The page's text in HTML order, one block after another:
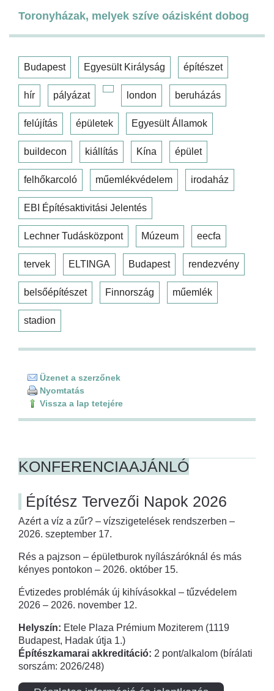
Toronyházak, melyek szíve oázisként dobog
Budapest Egyesült Királyság építészet
hír pályázat london beruházás
felújítás épületek Egyesült Államok
buildecon kiállítás Kína épület
felhőkarcoló műemlékvédelem irodaház
EBI Építésaktivitási Jelentés
Lechner Tudásközpont Múzeum eecfa
tervek ELTINGA Budapest rendezvény
belsőépítészet Finnország műemlék
stadion
Üzenet a szerzőnek
Nyomtatás
Vissza a lap tetejére
KONFERENCIAAJÁNLÓ
Építész Tervezői Napok 2026
Azért a víz a zűr? – vízszigetelések rendszerben –
2026. szeptember 17.
Rés a pajzson – épületburok nyílászáróknál és más
kényes pontokon – 2026. október 15.
Évtizedes problémák új kihívásokkal – tűzvédelem
2026 – 2026. november 12.
Helyszín: Etele Plaza Prémium Moziterem (1119
Budapest, Hadak útja 1.)
Építészkamarai akkreditáció: 2 pont/alkalom (bírálati
sorszám: 2026/248)